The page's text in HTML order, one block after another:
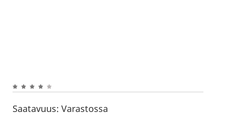
Saatavuus: Varastossa